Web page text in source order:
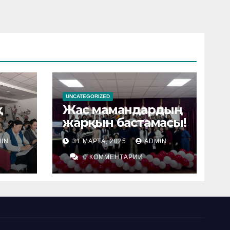
UNCATEGORIZED
Жас мамандардың
жарқын бастамасы!
31 МАРТА, 2025 ADMIN
0 КОММЕНТАРИИ